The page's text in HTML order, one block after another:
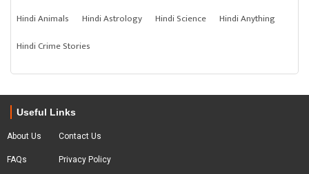
Hindi Animals
Hindi Astrology Hindi Science
Hindi Anything
Hindi Crime Stories
Useful Links
About Us
FAQs
Contact Us
Privacy Policy